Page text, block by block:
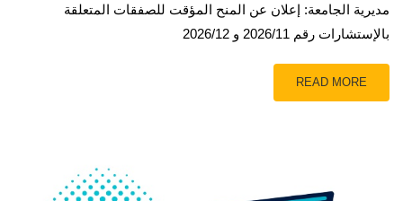
مديرية الجامعة: إعلان عن المنح المؤقت للصفقات المتعلقة
بالإستشارات رقم 2026/11 و 2026/12
READ MORE